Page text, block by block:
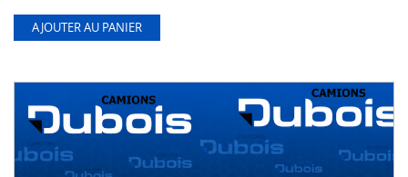
AJOUTER AU PANIER